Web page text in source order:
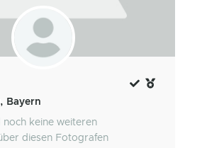
Bayern
noch keine weiteren
diesen Fotografen